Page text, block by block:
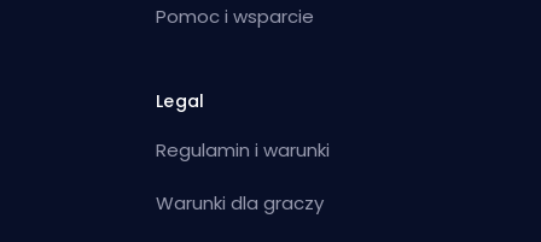
Pomoc i wsparcie
Legal
Regulamin i warunki
Warunki dla graczy